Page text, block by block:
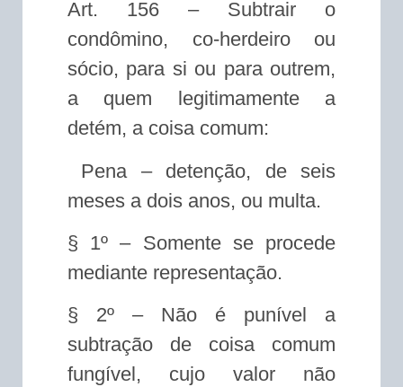
Art. 156 – Subtrair o
condômino, co-herdeiro ou
sócio, para si ou para outrem,
a quem legitimamente a
detém, a coisa comum:
Pena – detenção, de seis
meses a dois anos, ou multa.
§ 1º – Somente se procede
mediante representação.
§ 2º – Não é punível a
subtração de coisa comum
fungível, cujo valor não